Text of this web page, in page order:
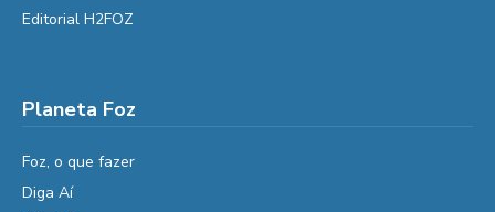
Editorial H2FOZ
Planeta Foz
Foz, o que fazer
Diga Aí